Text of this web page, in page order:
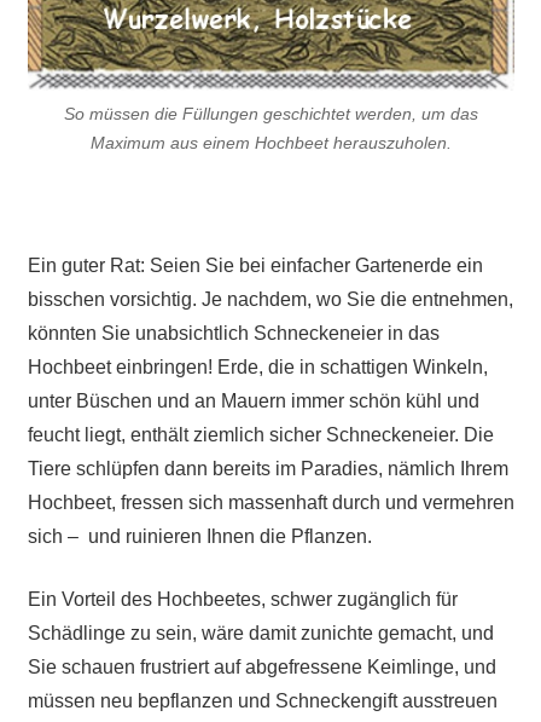
So müssen die Füllungen geschichtet werden, um das
Maximum aus einem Hochbeet herauszuholen.
Ein guter Rat: Seien Sie bei einfacher Gartenerde ein
bisschen vorsichtig. Je nachdem, wo Sie die entnehmen,
könnten Sie unabsichtlich Schneckeneier in das
Hochbeet einbringen! Erde, die in schattigen Winkeln,
unter Büschen und an Mauern immer schön kühl und
feucht liegt, enthält ziemlich sicher Schneckeneier. Die
Tiere schlüpfen dann bereits im Paradies, nämlich Ihrem
Hochbeet, fressen sich massenhaft durch und vermehren
sich – und ruinieren Ihnen die Pflanzen.
Ein Vorteil des Hochbeetes, schwer zugänglich für
Schädlinge zu sein, wäre damit zunichte gemacht, und
Sie schauen frustriert auf abgefressene Keimlinge, und
müssen neu bepflanzen und Schneckengift ausstreuen